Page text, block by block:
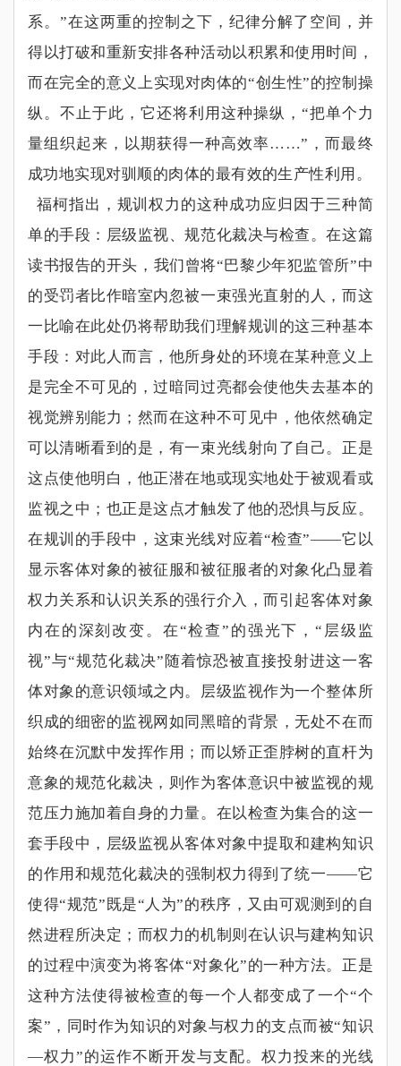
系。 ”在这两重的控制之下，纪律分解了空间，并
得以打破和重新安排各种活动以积累和使用时间，
而在完全的意义上实现对肉体的“创生性”的控制操
纵。不止于此，它还将利用这种操纵， “把单个力
量组织起来，以期获得一种高效率……” ，而最终
成功地实现对驯顺的肉体的最有效的生产性利用。
福柯指出，规训权力的这种成功应归因于三种简
单的手段：层级监视、规范化裁决与检查。在这篇
读书报告的开头，我们曾将“巴黎少年犯监管所”中
的受罚者比作暗室内忽被一束强光直射的人，而这
一比喻在此处仍将帮助我们理解规训的这三种基本
手段：对此人而言，他所身处的环境在某种意义上
是完全不可见的，过暗同过亮都会使他失去基本的
视觉辨别能力；然而在这种不可见中，他依然确定
可以清晰看到的是，有一束光线射向了自己。正是
这点使他明白，他正潜在地或现实地处于被观看或
监视之中；也正是这点才触发了他的恐惧与反应。
在规训的手段中，这束光线对应着“检查”——它以
显示客体对象的被征服和被征服者的对象化凸显着
权力关系和认识关系的强行介入，而引起客体对象
内在的深刻改变。在“检查” 的强光下，“ 层级监
视”与“规范化裁决” 随着惊恐被直接投射进这一客
体对象的意识领域之内。层级监视作为一个整体所
织成的细密的监视网如同黑暗的背景，无处不在而
始终在沉默中发挥作用；而以矫正歪脖树的直杆为
意象的规范化裁决，则作为客体意识中被监视的规
范压力施加着自身的力量。在以检查为集合的这一
套手段中，层级监视从客体对象中提取和建构知识
的作用和规范化裁决的强制权力得到了统一——它
使得“规范” 既是“ 人为”的秩序，又由可观测到的自
然进程所决定；而权力的机制则在认识与建构知识
的过程中演变为将客体“对象化”的一种方法。正是
这种方法使得被检查的每一个人都变成了一个“个
案” ，同时作为知识的对象与权力的支点而被“知识
—权力”的运作不断开发与支配。权力投来的光线